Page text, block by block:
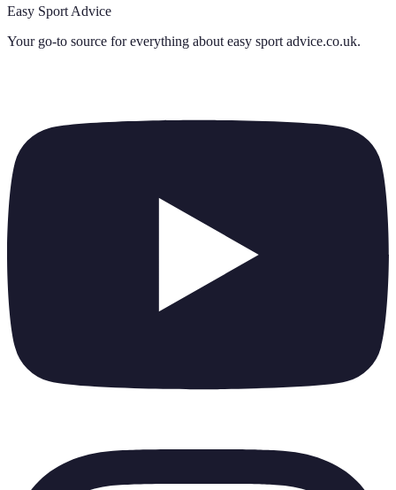
Easy Sport Advice
Your go-to source for everything about easy sport advice.co.uk.